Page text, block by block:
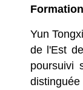
Yun
de l'Est
poursuivi